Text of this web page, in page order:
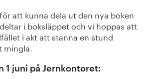
att kunna dela ut den nya boken
i boksläppet och vi hoppas att
i akt att stanna en stund
mingla.
1 juni på Jernkontoret: